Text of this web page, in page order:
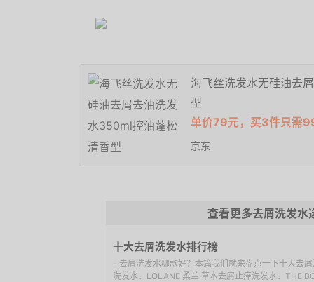
海飞丝洗发水无硅油去
型
单价79元，买3件只需
京东
查看更多去屑洗发水
十大去屑洗发水排行榜
- 去屑洗发水哪款好？本篇我们就来盘点一下十大去
洗发水、LOLANE 柔兰 草本去屑止痒洗发水、THE